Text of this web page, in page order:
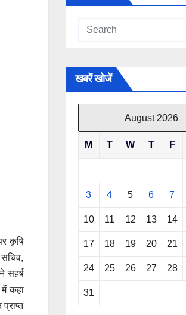
कृषि
सचिव,
सहर्ष
कहा
खबरें खोजें
August 2026
M T W T F
3 4 5 6 7
10 11 12 13 14
17 18 19 20 21
24 25 26 27 28
31